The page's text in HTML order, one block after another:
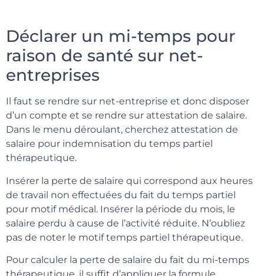
Déclarer un mi-temps pour
raison de santé sur net-
entreprises
Il faut se rendre sur net-entreprise et donc disposer
d’un compte et se rendre sur attestation de salaire.
Dans le menu déroulant, cherchez attestation de
salaire pour indemnisation du temps partiel
thérapeutique.
Insérer la perte de salaire qui correspond aux heures
de travail non effectuées du fait du temps partiel
pour motif médical. Insérer la période du mois, le
salaire perdu à cause de l’activité réduite. N’oubliez
pas de noter le motif temps partiel thérapeutique.
Pour calculer la perte de salaire du fait du mi-temps